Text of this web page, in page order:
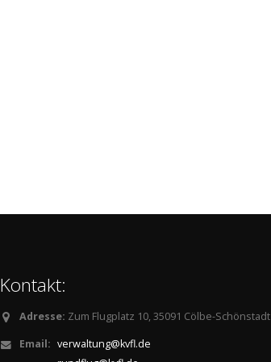
Kontakt:
Adresse: Zum Flugplatz 10, 35091 Cölbe-Schönstadt
Email: verwaltung@kvfl.de